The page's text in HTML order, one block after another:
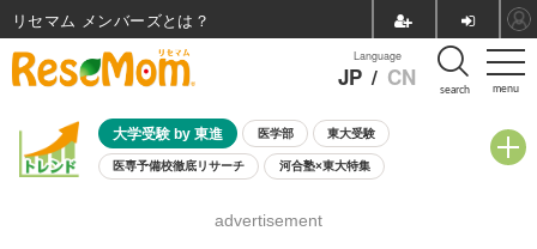
menu
Language
JP / CN search
大学受験 by 東進 医学部 東大受験
医専予備校徹底リサーチ 河合塾×東大特集
8月開催学校説明会・相談会
advertisement
リセマム メンバーズ